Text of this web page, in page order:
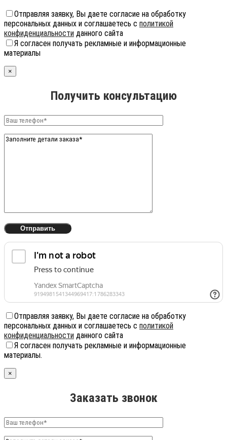
Отправляя заявку, Вы даете согласие на обработку
персональных данных и соглашаетесь с политикой
конфиденциальности данного сайта
Я согласен получать рекламные и информационные
материалы
×
Получить консультацию
Отправляя заявку, Вы даете согласие на обработку
персональных данных и соглашаетесь с политикой
конфиденциальности данного сайта
Я согласен получать рекламные и информационные
материалы.
×
Заказать звонок